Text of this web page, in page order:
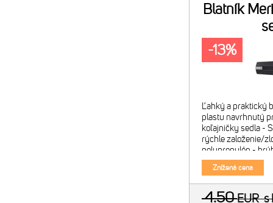
Blatník
Ľahký a praktický
plastu navrhnutý
koľajničky sedla -
rýchle založenie/
polypropylén -
čierny - hmotnosť
Znížená cena
-13%
4.50EURs